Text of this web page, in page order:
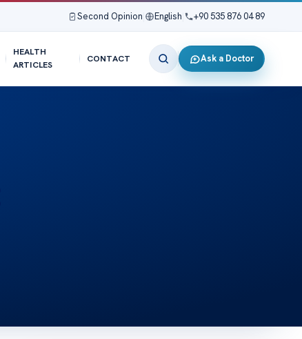
Second Opinion English +90 535 876 04 89
HEALTH
ARTICLES
CONTACT Ask a Doctor